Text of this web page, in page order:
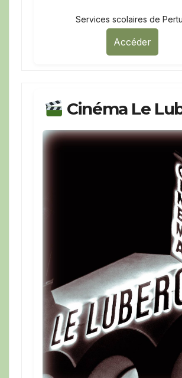
Services scolaires de
Accéder
Cinéma Le